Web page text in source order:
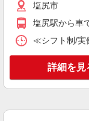
キープ
株式会社kotrio /●MT-
塩尻市
塩尻駅から車
≪シフト制/実
詳細を見